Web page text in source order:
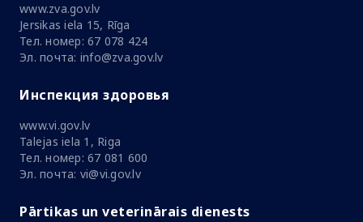
www.zva.gov.lv
Jersikas iela 15, Rīga
Тел. номер: 67 078 424
Эл. почта: info@zva.gov.lv
Инспекция здоровья
www.vi.gov.lv
Talejas iela 1, Riga
Тел. номер: 67 081 600
Эл. почта: vi@vi.gov.lv
Pārtikas un veterinārais dienests